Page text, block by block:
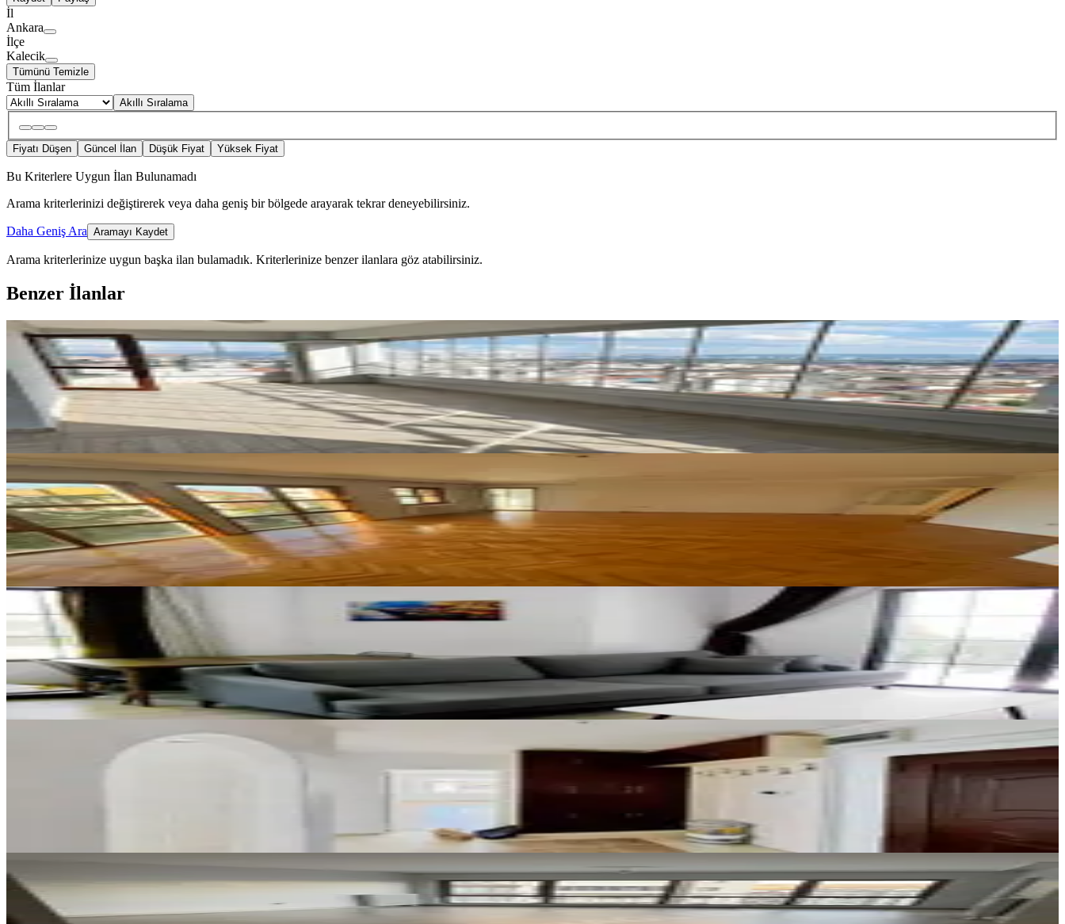
İl
Ankara
İlçe
Kalecik
Tümünü Temizle
Tüm İlanlar
Akıllı Sıralama
Fiyatı Düşen Güncel İlan Düşük Fiyat Yüksek Fiyat
Bu Kriterlere Uygun İlan Bulunamadı
Arama kriterlerinizi değiştirerek veya daha geniş bir bölgede arayarak tekrar deneyebilirsiniz.
Daha Geniş Ara Aramayı Kaydet
Arama kriterlerinize uygun başka ilan bulamadık. Kriterlerinize benzer ilanlara göz atabilirsiniz.
Benzer İlanlar
ÖNE ÇIKAN
Yeşilevlerde 4+1 Manzaralı Kiralık Daire
Yenimahalle, Yeşilevler Mahallesi
4+1· 210 m²· ·30.05.2026
52.000 ₺
A&C Emlak DünyasıİBRAHİM IŞIK
Ara
İlk-ev'den Sarp Evlerinde Dikmen Caddesine Çok Yakın Ara Katta Ön Cephe Manzaralı Güneybatı 4+1 Boş
Çankaya, Keklik Pınarı Mahallesi
4+1·175 m²·3. Kat·10.05.2026
47.500 ₺
İLK-EV EMLAKİlknur BAYTOK
ÖNE ÇIKAN
G.o.p Uğurmumcu 1+1 Mobilyalı Her Şey Dahil Kiralık Daire
Çankaya, Büyükesat Mahallesi
1+1·65 m²·Yüksek giriş·04.07.2026
40.000 ₺
Karan Gayrimenkul Ufuk Karan
Ara
Keçiören Turyap'tan Turgut Özal Mah.övgüm Sitesinde Kiralık 3+1
TURYAP KEÇİÖREN TEMSİLCİLİĞİ YAŞAR KARAPOLAT
Sincan, Saraycık Mahallesi
BİENS GAYRİMENKULYılmaz Semiz
Ara